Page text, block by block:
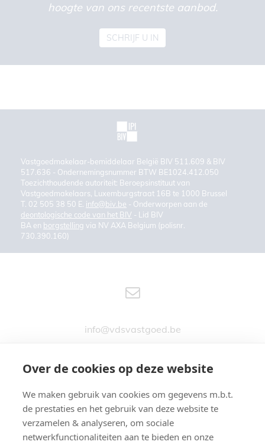
hoogte van ons recentste aanbod.
SCHRIJF U IN
Vastgoedmakelaar-bemiddelaar België BIV 511.609 & BIV
517.636 - Ondernemingsnummer BTW BE1024.412.050
Toezichthoudende autoriteit: Beroepsinstituut van
Vastgoedmakelaars, Luxemburgstraat 16B te 1000 Brussel
T. 02 505 38 50 E. info@biv.be - Onderworpen aan de
deontologische code van het BIV - Lid BIV
BA en borgstelling via NV AXA Belgium (polisnr.
730.390.160)
info@vdsvastgoed.be
Stationsstraat 76
9890 GAVERE
Over de cookies op deze website
We maken gebruik van cookies om gegevens m.b.t.
de prestaties en het gebruik van deze website te
verzamelen & analyseren, om sociale
netwerkfunctionaliteiten aan te bieden en onze